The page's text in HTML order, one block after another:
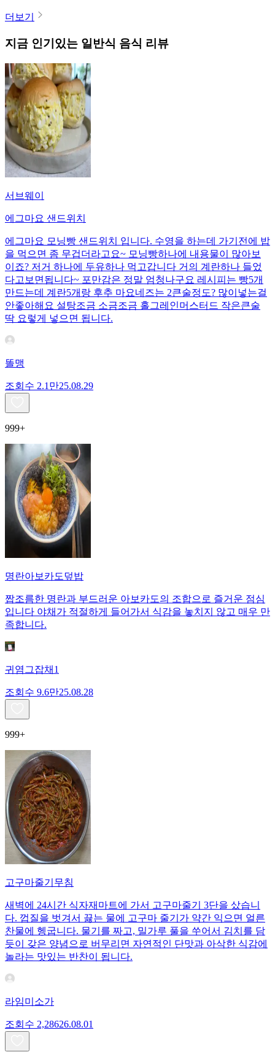
더보기
지금 인기있는 일반식 음식 리뷰
서브웨이
에그마요 샌드위치
에그마요 모닝빵 샌드위치 입니다. 수영을 하는데 가기전에 밥
을 먹으면 좀 무겁더라고요~ 모닝빵하나에 내용물이 많아보
이죠? 저거 하나에 두유하나 먹고갑니다 거의 계란하나 들었
다고보면됩니다~ 포만감은 정말 엄청나구요 레시피는 빵5개
만드는데 계란5개랑 후추 마요네즈는 2큰술정도? 많이넣는걸
안좋아해요 설탕조금 소금조금 홀그레인머스터드 작은큰술
딱 요렇게 넣으면 됩니다.
똘맹
조회수 2.1만25.08.29
999+
명란아보카도덮밥
짭조름한 명란과 부드러운 아보카도의 조합으로 즐거운 점심
입니다 야채가 적절하게 들어가서 식감을 놓치지 않고 매우 만
족합니다.
귀염그잡채1
조회수 9.6만25.08.28
999+
고구마줄기무침
새벽에 24시간 식자재마트에 가서 고구마줄기 3단을 샀습니
다. 껍질을 벗겨서 끓는 물에 고구마 줄기가 약간 익으면 얼른
찬물에 헹굽니다. 물기를 짜고, 밀가루 풀을 쑤어서 김치를 담
듯이 갖은 양념으로 버무리면 자연적인 단맛과 아삭한 식감에
놀라는 맛있는 반찬이 됩니다.
라임미소가
조회수 2,28626.08.01